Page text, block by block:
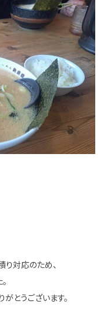
対応のため、
。
がとうございます。